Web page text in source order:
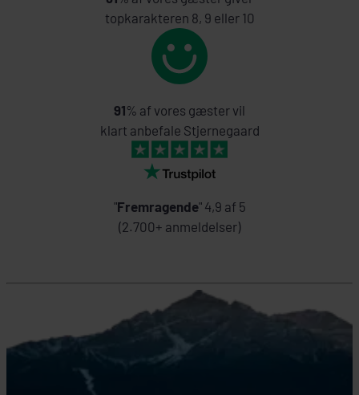
topkarakteren 8, 9 eller 10
91% af vores gæster vil
klart anbefale Stjernegaard
"Fremragende" 4,9 af 5
(2.700+ anmeldelser)